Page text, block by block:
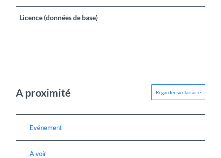
Licence (données de base)
A proximité Regarder sur la carte
Evénement
A voir